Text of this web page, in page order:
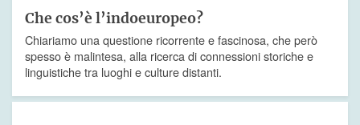
Che cos’è l’indoeuropeo?
Chiariamo una questione ricorrente e fascinosa, che però
spesso è malintesa, alla ricerca di connessioni storiche e
linguistiche tra luoghi e culture distanti.